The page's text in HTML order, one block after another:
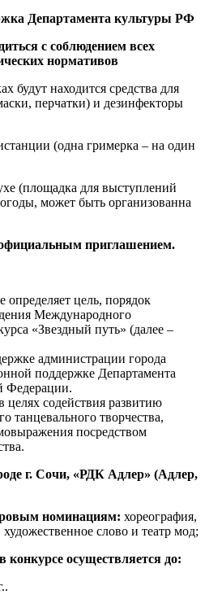
Департамента культуры РФ
с соблюдением всех
нормативов
будут находится средства для
перчатки) и дезинфекторы
(одна гримерка – на один
(площадка для выступлений
может быть организованна
приглашением.
цель, порядок
Международного
«Звездный путь» (далее –
администрации города
поддержке Департамента
Федерации.
целях содействия развитию
танцевального творчества,
посредством
г. Сочи, «РДК Адлер» (Адлер,
номинациям: хореография,
слово и театр мод;
конкурсе осуществляется до: